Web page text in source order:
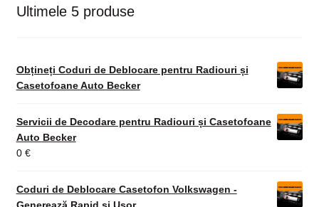
Ultimele 5 produse
Obțineți Coduri de Deblocare pentru Radiouri și
Casetofoane Auto Becker
Servicii de Decodare pentru Radiouri și Casetofoane
Auto Becker
0 €
Coduri de Deblocare Casetofon Volkswagen -